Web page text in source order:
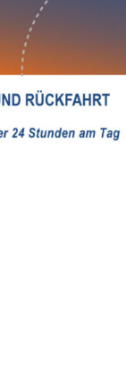
Calas de